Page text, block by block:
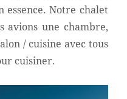
essence. Notre chalet
avions une chambre,
/ cuisine avec tous
cuisiner.